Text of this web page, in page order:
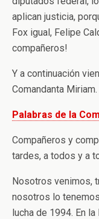
aplican justicia,
Fox igual, Felipe
compañeros!
Y a continuación
Comandanta Miriam.
Palabras de la
Compañeros y
tardes, a todos y a
Nosotros venimos,
nosotros lo
lucha de 1994. En